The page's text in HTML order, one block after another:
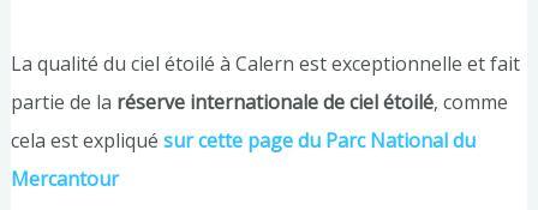
La qualité du ciel étoilé à Calern est exceptionnelle et fait
partie de la réserve internationale de ciel étoilé, comme
cela est expliqué sur cette page du Parc National du
Mercantour